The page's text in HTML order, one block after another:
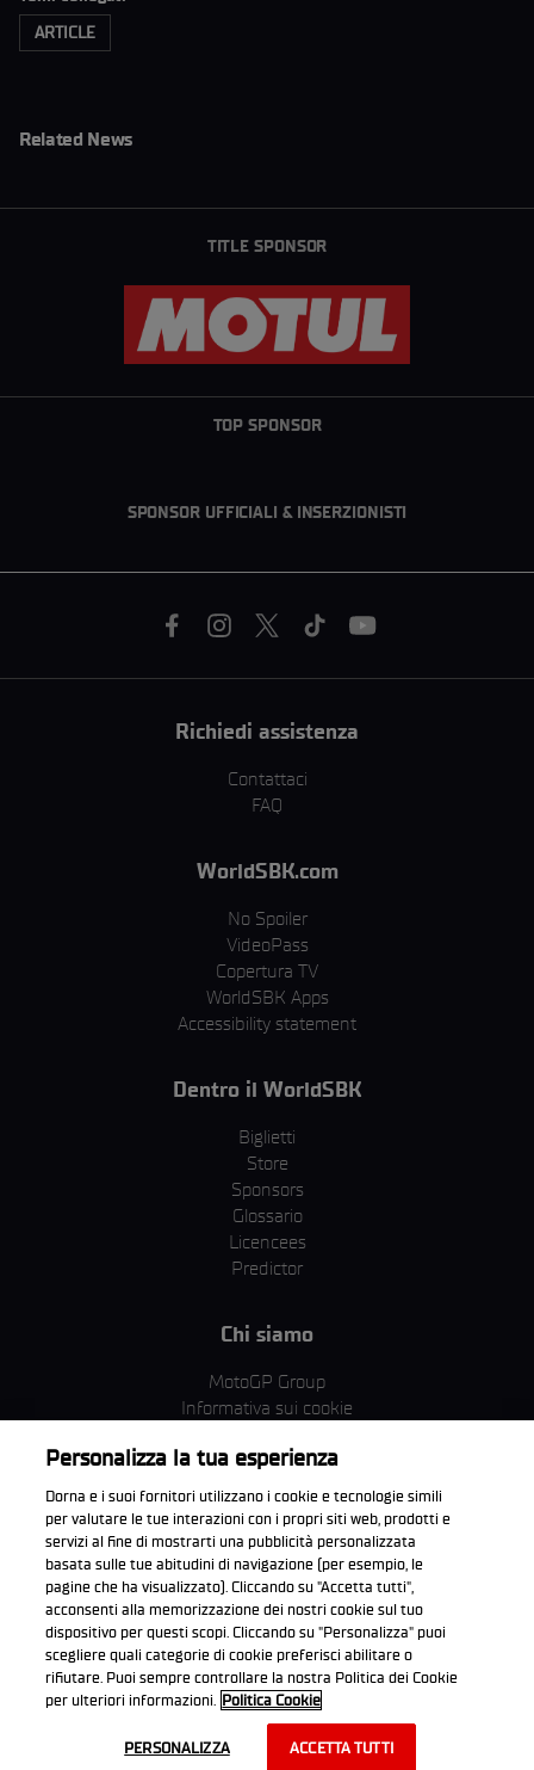
ARTICLE
Related News
TITLE SPONSOR
TOP SPONSOR
SPONSOR UFFICIALI & INSERZIONISTI
Richiedi assistenza
Contattaci
FAQ
WorldSBK.com
No Spoiler
VideoPass
Copertura TV
WorldSBK Apps
Accessibility statement
Dentro il WorldSBK
Biglietti
Store
Sponsors
Glossario
Licencees
Predictor
Chi siamo
MotoGP Group
Informativa sui cookie
Corporate & ESG
Condizioni della Privacy
Condizioni di acquisto
Scarica l'app ufficiale WorldSBK
proprietà dei rispettivi proprietari.
Personalizza la tua esperienza
Dorna e i suoi fornitori utilizzano i cookie e tecnologie simili
per valutare le tue interazioni con i propri siti web, prodotti e
servizi al fine di mostrarti una pubblicità personalizzata
basata sulle tue abitudini di navigazione (per esempio, le
pagine che ha visualizzato). Cliccando su "Accetta tutti",
acconsenti alla memorizzazione dei nostri cookie sul tuo
dispositivo per questi scopi. Cliccando su "Personalizza" puoi
scegliere quali categorie di cookie preferisci abilitare o
rifiutare. Puoi sempre controllare la nostra Politica dei Cookie
per ulteriori informazioni. Politica Cookie
PERSONALIZZA ACCETTA TUTTI